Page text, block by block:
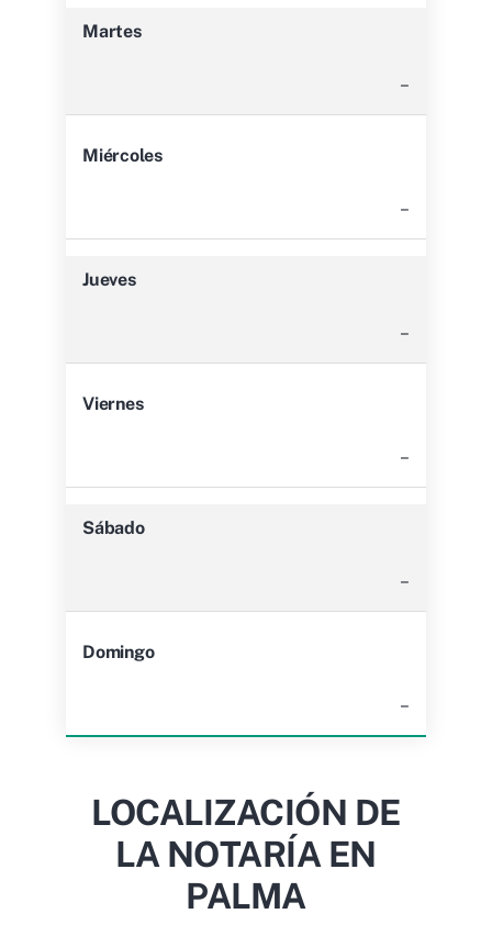
Martes
–
Miércoles
–
Jueves
–
Viernes
–
Sábado
–
Domingo
–
LOCALIZACIÓN DE
LA NOTARÍA EN
PALMA